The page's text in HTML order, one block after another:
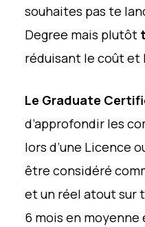
souhaites pas te
Degree mais plutôt
réduisant le coût et
Le Graduate
d’approfondir les
lors d’une Licence
être considéré
et un réel atout sur
6 mois en